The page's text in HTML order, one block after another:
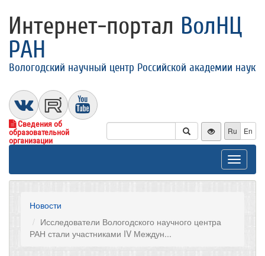
Интернет-портал ВолНЦ
РАН
Вологодский научный центр Российской академии наук
Сведения об
образовательной
организации
Ru En
Toggle
Новости
Исследователи Вологодского научного центра
РАН стали участниками IV Междун...